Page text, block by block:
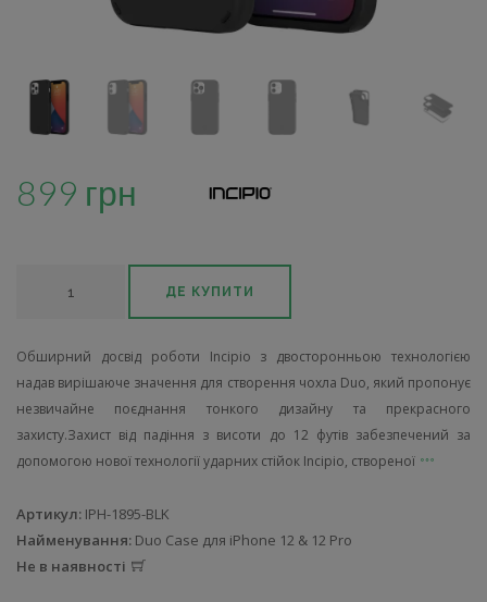
899 грн
ДЕ КУПИТИ
Обширний досвід роботи Incipio з двосторонньою технологією
надав вирішаюче значення для створення чохла Duo, який пропонує
незвичайне поєднання тонкого дизайну та прекрасного
захисту.Захист від падіння з висоти до 12 футів забезпечений за
допомогою нової технології ударних стійок Incipio, створеної
Артикул: IPH-1895-BLK
Найменування: Duo Case для iPhone 12 & 12 Pro
Не в наявності